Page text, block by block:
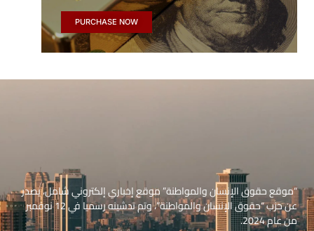
PURCHASE NOW
“موقع حقوق الإنسان والمواطنة” موقع إخباري إلكتروني شامل، يصدر
عن حزب “حقوق الإنسان والمواطنة”، وتم تدشينه رسميا في 12 نوفمبر
من عام 2024.